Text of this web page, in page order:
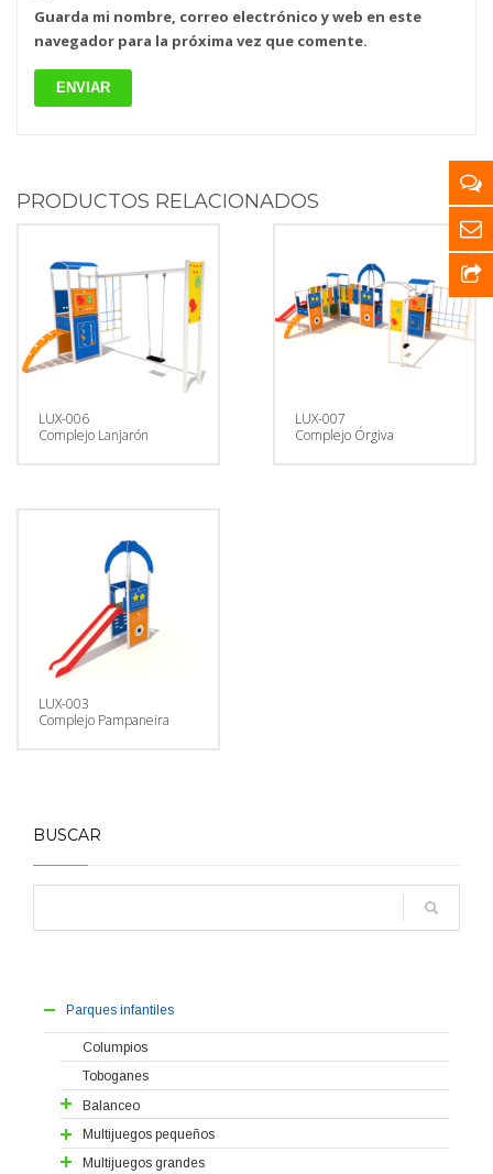
Guarda mi nombre, correo electrónico y web en este
navegador para la próxima vez que comente.
PRODUCTOS RELACIONADOS
LUX-006
Complejo Lanjarón
LUX-007
Complejo Órgiva
LUX-003
Complejo Pampaneira
BUSCAR
Parques infantiles
Columpios
Toboganes
Balanceo
Balancines
Muelles
Multijuegos pequeños
Serie Huéscar Multijuegos grandes